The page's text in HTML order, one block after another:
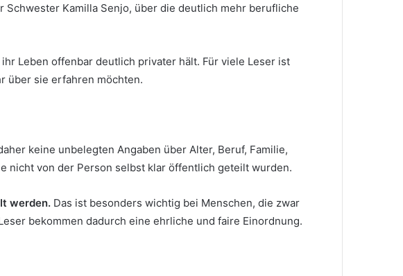
Kamilla Senjo, über die deutlich mehr berufliche
Leben offenbar deutlich privater hält. Für viele Leser ist
über sie erfahren möchten.
keine unbelegten Angaben über Alter, Beruf, Familie,
nicht von der Person selbst klar öffentlich geteilt wurden.
werden. Das ist besonders wichtig bei Menschen, die zwar
bekommen dadurch eine ehrliche und faire Einordnung.